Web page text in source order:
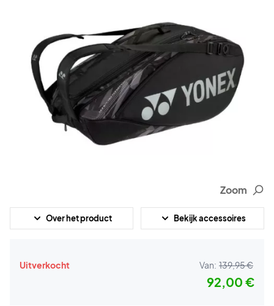
Zoom
Over het product Bekijk accessoires
Uitverkocht Van: 139,95 €
92,00 €